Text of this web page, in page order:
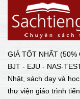
GIÁ TỐT NHẤT (50%
BJT - EJU - NAS-
Nhật, sách dạy và
thư viện giáo trình